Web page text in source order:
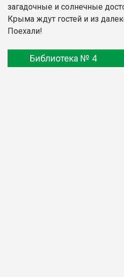
загадочные и солнечные
Крыма ждут гостей и из
Поехали!
Библиотека № 4